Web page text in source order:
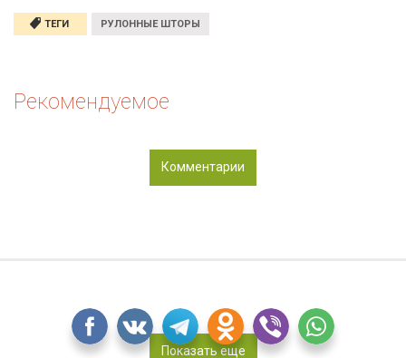
ТЕГИ РУЛОННЫЕ ШТОРЫ
Рекомендуемое
Комментарии
Показать еще